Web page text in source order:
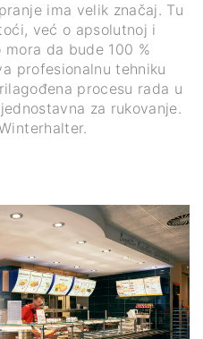
ima velik značaj. Tu
već o apsolutnoj i
da bude 100 %
profesionalnu tehniku
procesu rada u
za rukovanje.